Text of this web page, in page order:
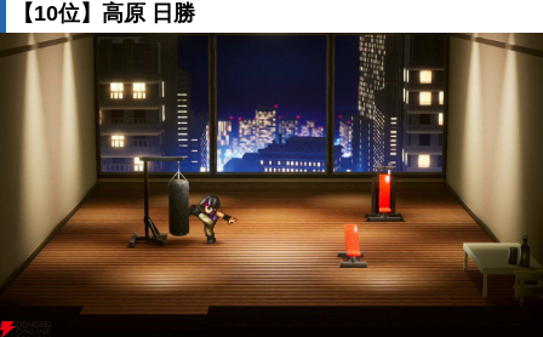
【10位】高原 日勝